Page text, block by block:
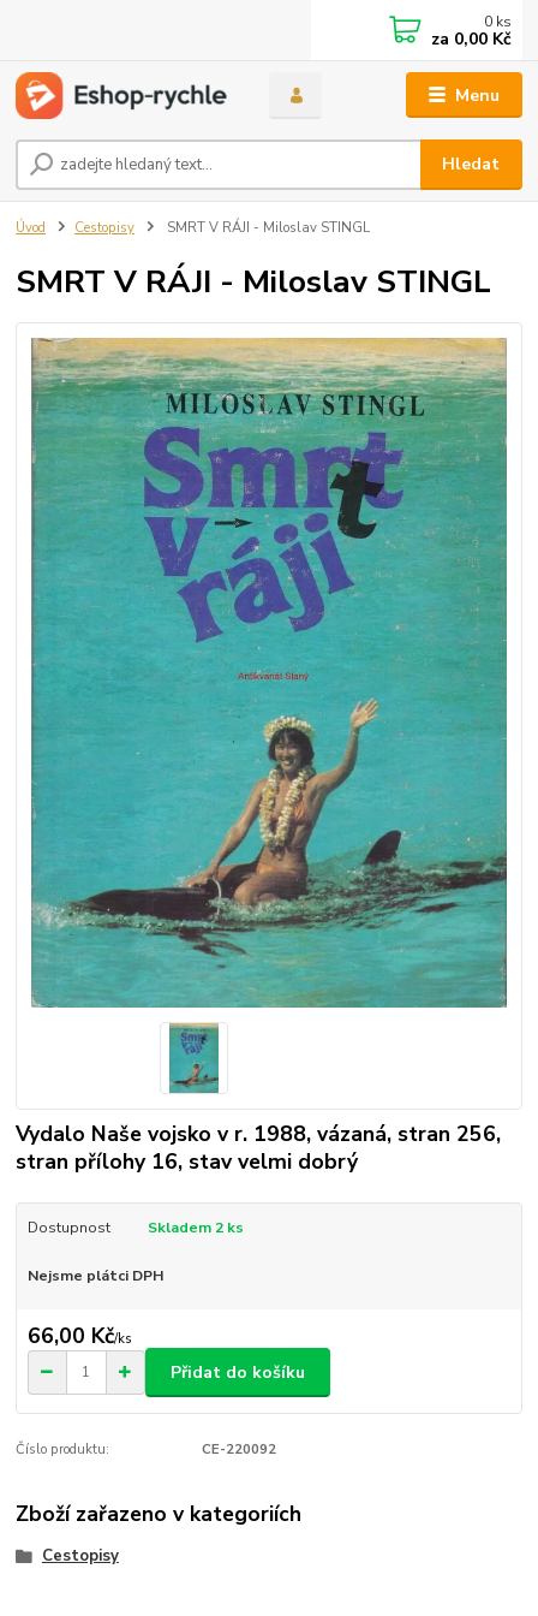
Menu
Hledat
0 ks
za 0,00 Kč
Úvod Cestopisy SMRT V RÁJI - Miloslav STINGL
SMRT V RÁJI - Miloslav STINGL
Vydalo Naše vojsko v r. 1988, vázaná, stran 256,
stran přílohy 16, stav velmi dobrý
Dostupnost Skladem 2 ks
Nejsme plátci DPH
66,00 Kč/ks
Přidat do košíku
Číslo produktu: CE-220092
Zboží zařazeno v kategoriích
Cestopisy